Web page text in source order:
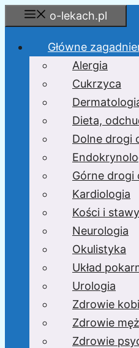
Przejdź
do
o-lekach.pl
Główne
Alergia
Cukrzyca
Dieta,
Dolne drogi
Górne drogi
Kardiologia
Kości i stawy
Neurologia
Okulistyka
Układ
Urologia
Zdrowie
Zdrowie
Zdrowie